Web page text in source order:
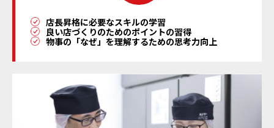
店長昇格に必要なスキルの学習
良い店づくりのためのポイントの習得
物事の「なぜ」を理解するための思考力向上